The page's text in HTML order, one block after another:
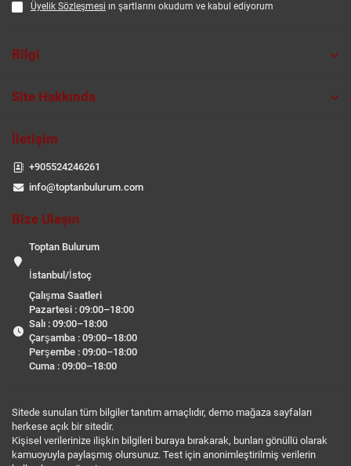
Üyelik Sözleşmesi ın şartlarını okudum ve kabul ediyorum
Bilgi
Site Hakkında
İletişim
+905524246261
info@toptanbulurum.com
Bize Ulaşın
Toptan Bulurum
İstanbul/İstoç
Çalışma Saatleri
Pazartesi : 09:00–18:00
Salı : 09:00–18:00
Çarşamba : 09:00–18:00
Perşembe : 09:00–18:00
Cuma : 09:00–18:00
Sitede sunulan tüm bilgiler tanıtım amaçlıdır, demo mağaza sayfaları
herkese açık bir sitedir.
Kişisel verilerinize ilişkin bilgileri buraya bırakarak, bunları gönüllü olarak
kamuoyuyla paylaşmış olursunuz. Test için anonimleştirilmiş verilerin